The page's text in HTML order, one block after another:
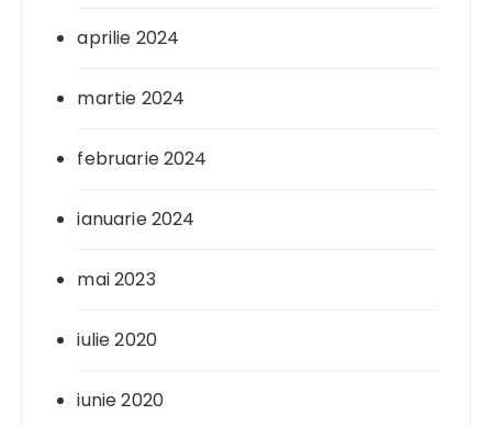
aprilie 2024
martie 2024
februarie 2024
ianuarie 2024
mai 2023
iulie 2020
iunie 2020